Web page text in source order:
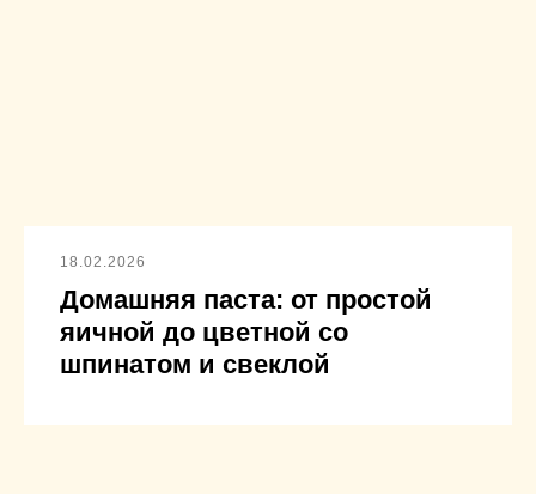
18.02.2026
Домашняя паста: от простой
яичной до цветной со
шпинатом и свеклой